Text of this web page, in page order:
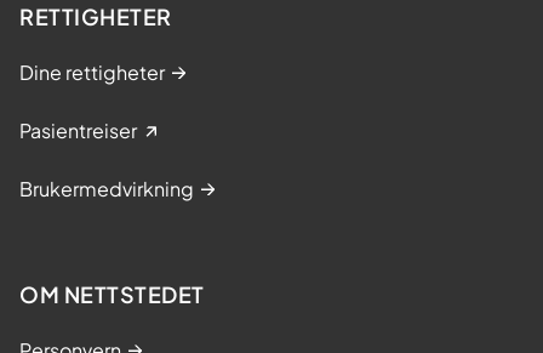
RETTIGHETER
Dine rettigheter
Pasientreiser
Brukermedvirkning
OM NETTSTEDET